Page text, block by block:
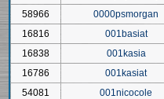
58966
0000psmorgan
16816
001basiat
16838
001kasia
16786
001kasiat
54081
001nicocole